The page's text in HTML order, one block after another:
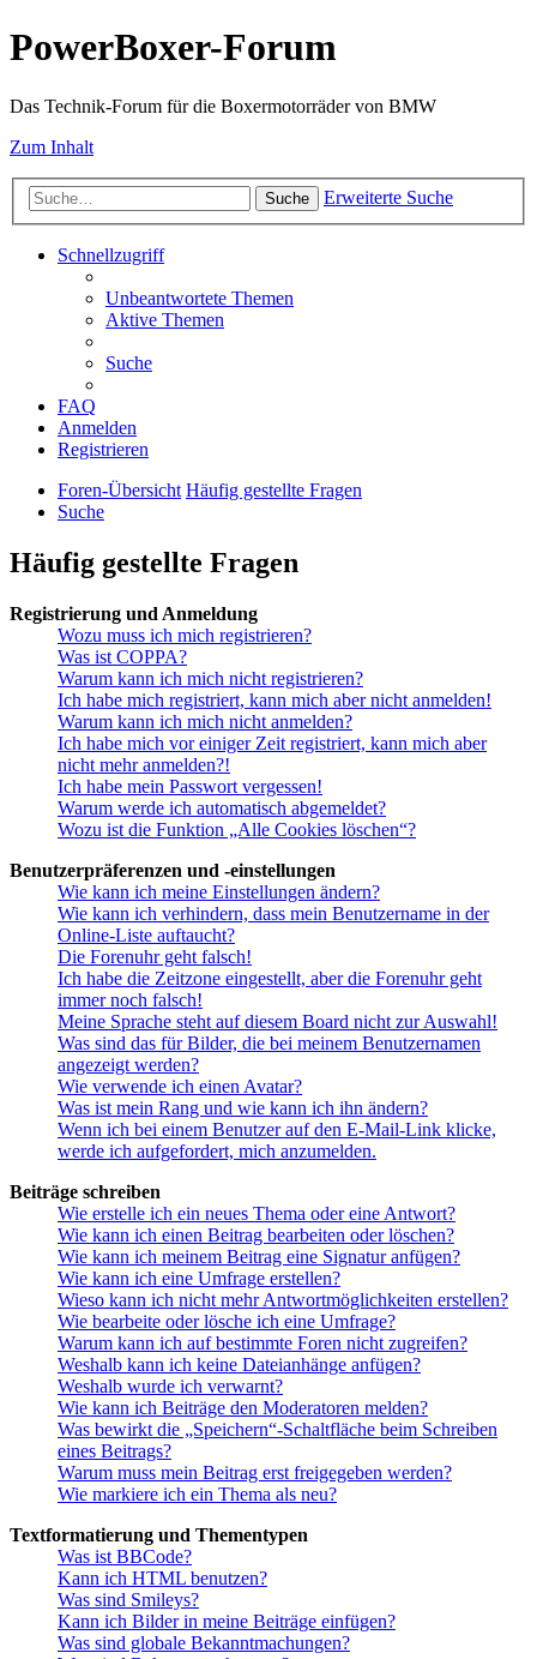
PowerBoxer-Forum
Das Technik-Forum für die Boxermotorräder von BMW
Zum Inhalt
Suche Erweiterte Suche
Schnellzugriff
Unbeantwortete Themen
Aktive Themen
Suche
FAQ
Anmelden
Registrieren
Foren-Übersicht Häufig gestellte Fragen
Suche
Häufig gestellte Fragen
Registrierung und Anmeldung
Wozu muss ich mich registrieren?
Was ist COPPA?
Warum kann ich mich nicht registrieren?
Ich habe mich registriert, kann mich aber nicht anmelden!
Warum kann ich mich nicht anmelden?
Ich habe mich vor einiger Zeit registriert, kann mich aber
nicht mehr anmelden?!
Ich habe mein Passwort vergessen!
Warum werde ich automatisch abgemeldet?
Wozu ist die Funktion „Alle Cookies löschen“?
Benutzerpräferenzen und -einstellungen
Wie kann ich meine Einstellungen ändern?
Wie kann ich verhindern, dass mein Benutzername in der
Online-Liste auftaucht?
Die Forenuhr geht falsch!
Ich habe die Zeitzone eingestellt, aber die Forenuhr geht
immer noch falsch!
Meine Sprache steht auf diesem Board nicht zur Auswahl!
Was sind das für Bilder, die bei meinem Benutzernamen
angezeigt werden?
Wie verwende ich einen Avatar?
Was ist mein Rang und wie kann ich ihn ändern?
Wenn ich bei einem Benutzer auf den E-Mail-Link klicke,
werde ich aufgefordert, mich anzumelden.
Beiträge schreiben
Wie erstelle ich ein neues Thema oder eine Antwort?
Wie kann ich einen Beitrag bearbeiten oder löschen?
Wie kann ich meinem Beitrag eine Signatur anfügen?
Wie kann ich eine Umfrage erstellen?
Wieso kann ich nicht mehr Antwortmöglichkeiten erstellen?
Wie bearbeite oder lösche ich eine Umfrage?
Warum kann ich auf bestimmte Foren nicht zugreifen?
Weshalb kann ich keine Dateianhänge anfügen?
Weshalb wurde ich verwarnt?
Wie kann ich Beiträge den Moderatoren melden?
Was bewirkt die „Speichern“-Schaltfläche beim Schreiben
eines Beitrags?
Warum muss mein Beitrag erst freigegeben werden?
Wie markiere ich ein Thema als neu?
Textformatierung und Thementypen
Was ist BBCode?
Kann ich HTML benutzen?
Was sind Smileys?
Kann ich Bilder in meine Beiträge einfügen?
Was sind globale Bekanntmachungen?